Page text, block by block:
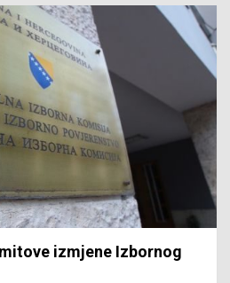
izmjene Izbornog